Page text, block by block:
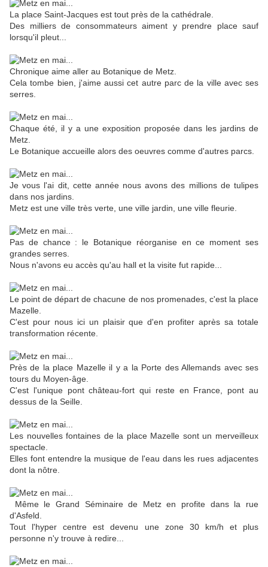
La place Saint-Jacques est tout près de la cathédrale.
Des milliers de consommateurs aiment y prendre place sauf
lorsqu'il pleut...
Chronique aime aller au Botanique de Metz.
Cela tombe bien, j'aime aussi cet autre parc de la ville avec ses
serres.
Chaque été, il y a une exposition proposée dans les jardins de
Metz.
Le Botanique accueille alors des oeuvres comme d'autres parcs.
Je vous l'ai dit, cette année nous avons des millions de tulipes
dans nos jardins.
Metz est une ville très verte, une ville jardin, une ville fleurie.
Pas de chance : le Botanique réorganise en ce moment ses
grandes serres.
Nous n'avons eu accès qu'au hall et la visite fut rapide...
Le point de départ de chacune de nos promenades, c'est la place
Mazelle.
C'est pour nous ici un plaisir que d'en profiter après sa totale
transformation récente.
Près de la place Mazelle il y a la Porte des Allemands avec ses
tours du Moyen-âge.
C'est l'unique pont château-fort qui reste en France, pont au
dessus de la Seille.
Les nouvelles fontaines de la place Mazelle sont un merveilleux
spectacle.
Elles font entendre la musique de l'eau dans les rues adjacentes
dont la nôtre.
Même le Grand Séminaire de Metz en profite dans la rue
d'Asfeld.
Tout l'hyper centre est devenu une zone 30 km/h et plus
personne n'y trouve à redire...